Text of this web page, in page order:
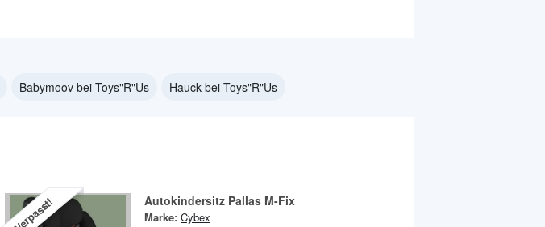
Babymoov bei Toys"R"Us Hauck bei Toys"R"Us
Verpasst! Autokindersitz Pallas M-Fix
Marke: Cybex